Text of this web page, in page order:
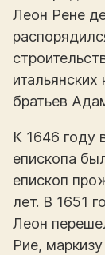
Леон Рене
братьев
К 1646 году
епископа
епископ
лет. В 1651
Леон
Рие,